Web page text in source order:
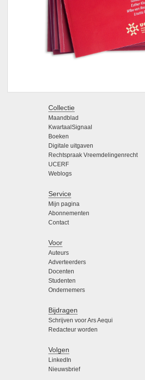
Collectie
Maandblad
KwartaalSignaal
Boeken
Digitale uitgaven
Rechtspraak Vreemdelingenrecht
UCERF
Weblogs
Service
Mijn pagina
Abonnementen
Contact
Voor
Auteurs
Adverteerders
Docenten
Studenten
Ondernemers
Bijdragen
Schrijven voor Ars Aequi
Redacteur worden
Volgen
LinkedIn
Nieuwsbrief